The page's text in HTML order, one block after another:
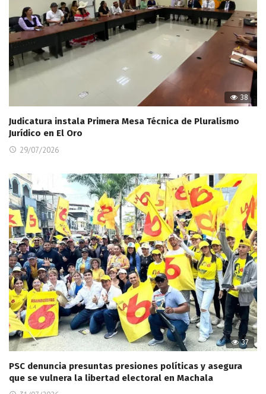
38
Judicatura instala Primera Mesa Técnica de Pluralismo
Jurídico en El Oro
29/07/2026
37
PSC denuncia presuntas presiones políticas y asegura
que se vulnera la libertad electoral en Machala